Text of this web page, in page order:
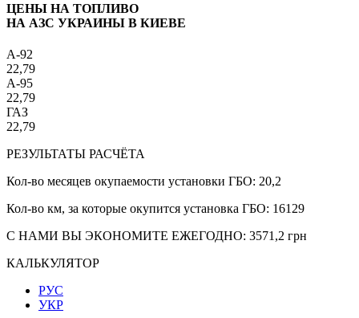
ЦЕНЫ НА ТОПЛИВО
НА АЗС УКРАИНЫ В КИЕВЕ
A-92
22,79
A-95
22,79
ГАЗ
22,79
РЕЗУЛЬТАТЫ РАСЧЁТА
Кол-во месяцев окупаемости установки ГБО: 20,2
Кол-во км, за которые окупится установка ГБО: 16129
С НАМИ ВЫ ЭКОНОМИТЕ ЕЖЕГОДНО: 3571,2 грн
КАЛЬКУЛЯТОР
РУС
УКР